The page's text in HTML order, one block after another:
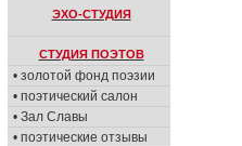
ЭХО-СТУДИЯ
СТУДИЯ ПОЭТОВ
• золотой фонд поэзии
• поэтический салон
• Зал Славы
• поэтические отзывы